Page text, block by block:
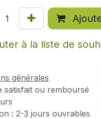
à la liste de
générales
satisfait ou remboursé
: 2-3 jours ouvrables